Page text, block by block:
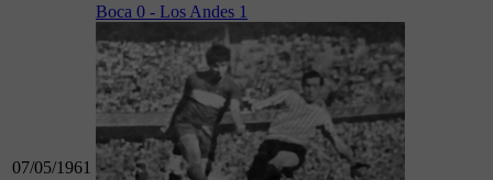
07/05/1961
Boca 0 - Los Andes 1